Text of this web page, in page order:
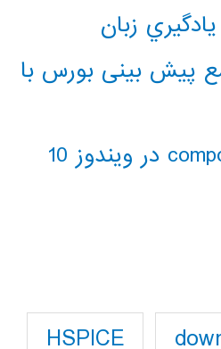
زبان
پیش بینی بورس با
HSPICE